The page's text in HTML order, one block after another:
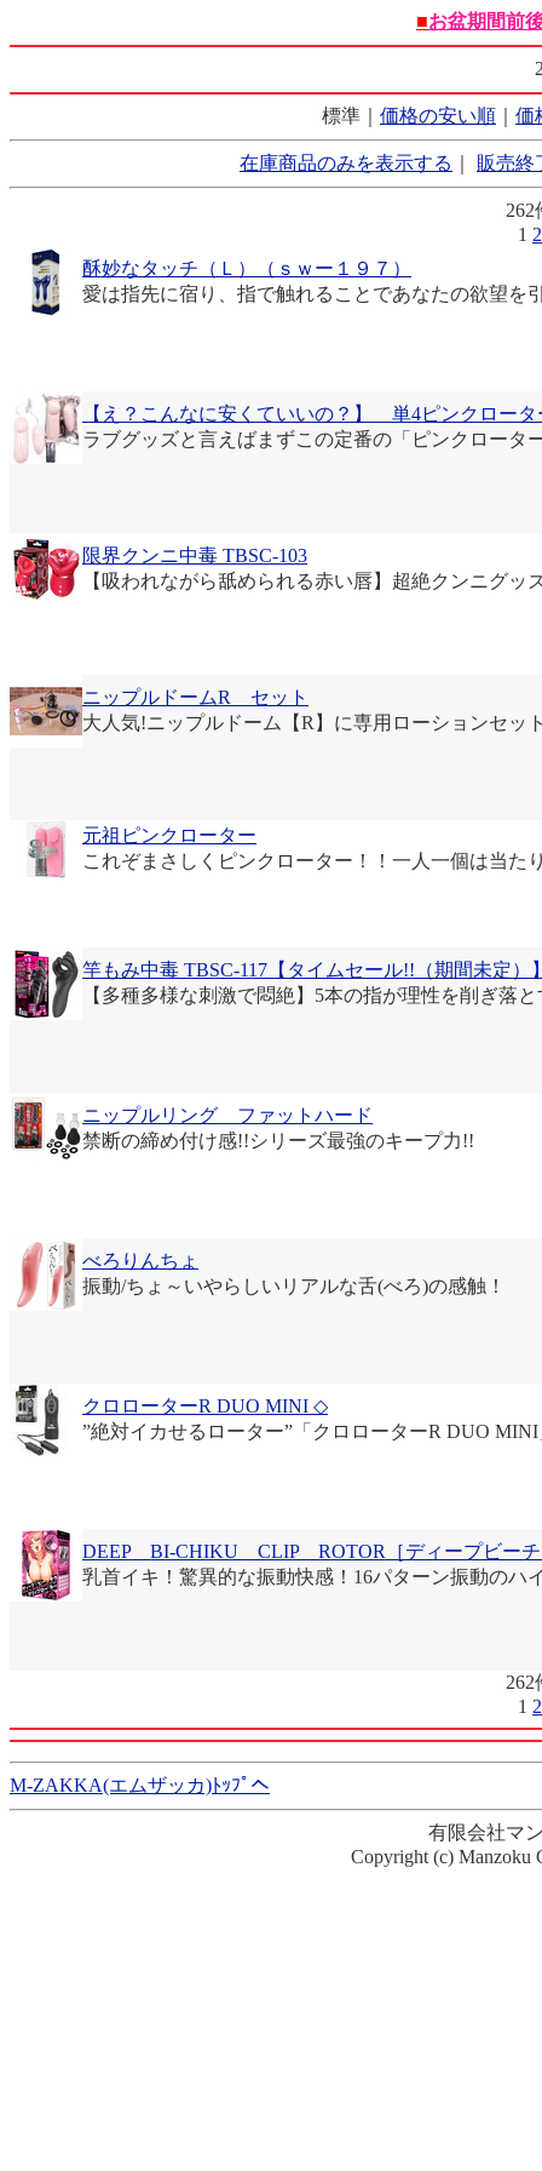
■お盆期間前
標準｜ 価格の安い順 価
在庫商品のみを表示する 販売終
262
1 2
酥妙なタッチ（Ｌ）（ｓｗー１９７）
愛は指先に宿り、指で触れることであなたの欲望を
【え？こんなに安くていいの？】 単4ピンクロータ
ラブグッズと言えばまずこの定番の「ピンクロータ
限界クンニ中毒 TBSC-103
【吸われながら舐められる赤い唇】超絶クンニグッ
ニップルドームR セット
大人気!ニップルドーム【R】に専用ローションセ
元祖ピンクローター
これぞまさしくピンクローター！！一人一個は当た
竿もみ中毒 TBSC-117【タイムセール!!（期間未定）
【多種多様な刺激で悶絶】5本の指が理性を削ぎ落と
ニップルリング ファットハード
禁断の締め付け感!!シリーズ最強のキープ力!!
べろりんちょ
振動/ちょ～いやらしいリアルな舌(べろ)の感触！
クロローターR DUO MINI ◇
”絶対イカせるローター”「クロローターR DUO
DEEP BI-CHIKU CLIP ROTOR［ディープビーチ
乳首イキ！驚異的な振動快感！16パターン振動のハ
262
1 2
M-ZAKKA(エムザッカ)ﾄｯﾌﾟへ
有限会社マ
Copyright (c) Manzoku